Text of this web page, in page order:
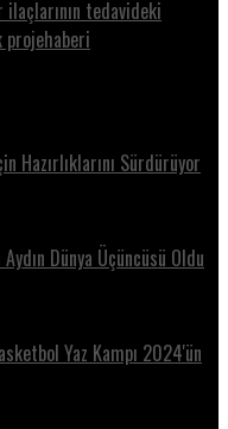
tedavideki
projehaberi
Hazırlıklarını Sürdürüyor
Dünya Üçüncüsü Oldu
Yaz Kampı 2024'ün